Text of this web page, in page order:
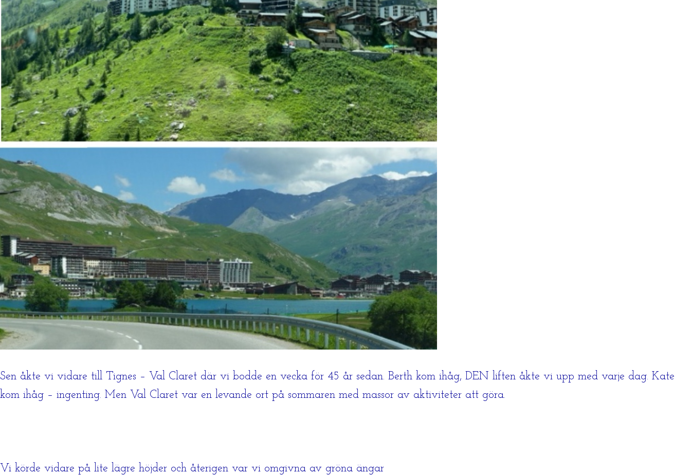
Sen åkte vi vidare till Tignes – Val Claret där vi bodde en vecka för 45 år sedan. Berth kom ihåg, DEN liften åkte vi upp med varje dag. Kate
kom ihåg – ingenting. Men Val Claret var en levande ort på sommaren med massor av aktiviteter att göra.
Vi körde vidare på lite lägre höjder och återigen var vi omgivna av gröna ängar